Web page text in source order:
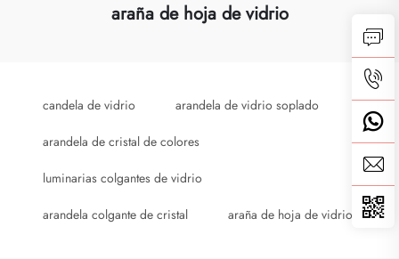
araña de hoja de vidrio
candela de vidrio arandela de vidrio soplado
arandela de cristal de colores
luminarias colgantes de vidrio
arandela colgante de cristal araña de hoja de vidrio